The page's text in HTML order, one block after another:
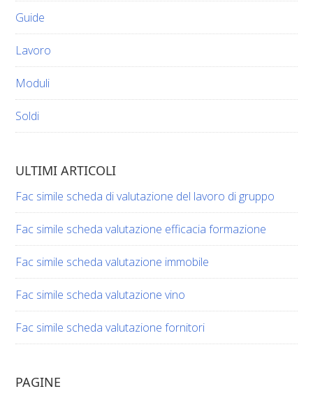
Guide
Lavoro
Moduli
Soldi
ULTIMI ARTICOLI
Fac simile scheda di valutazione del lavoro di gruppo​​
Fac simile scheda valutazione efficacia formazione​​
Fac simile scheda valutazione immobile​​
Fac simile scheda valutazione vino​​​
Fac simile scheda valutazione fornitori​​
PAGINE